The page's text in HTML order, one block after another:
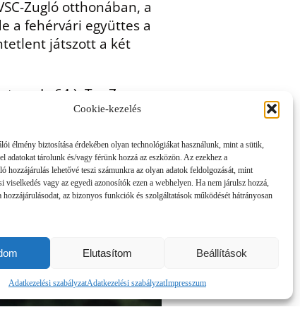
Cookie-kezelés
élmény biztosítása érdekében olyan technológiákat használunk, mint a sütik,
adatokat tárolunk és/vagy férünk hozzá az eszközön. Az ezekhez a
hozzájárulás lehetővé teszi számunkra az olyan adatok feldolgozását, mint
viselkedés vagy az egyedi azonosítók ezen a webhelyen. Ha nem járulsz hozzá,
az bizonyos funkciók és szolgáltatások működését hátrányosan
Elutasítom Beállítások
Adatkezelési szabályzatAdatkezelési szabályzatImpresszum
Zugló otthonában, a
a fehérvári együttes a
játszott a két
I., 64.), Tar Zs.,
M., 79.), Cipf.